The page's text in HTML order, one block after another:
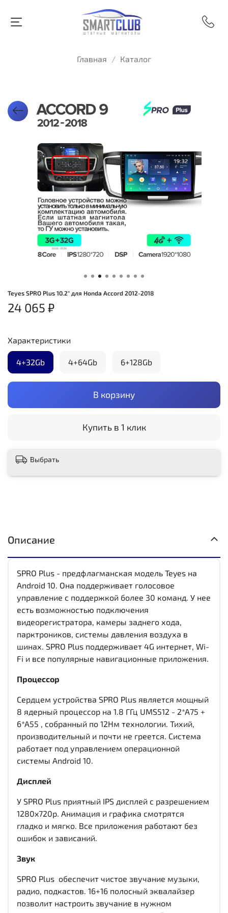
Главная Каталог
Teyes SPRO Plus 10.2" для Honda Accord 2012-2018
24 065 ₽
В корзину
Купить в 1 клик
Характеристики
4+32Gb 4+64Gb 6+128Gb
Выбрать
Описание
SPRO Plus - предфлагманская модель Teyes на
Android 10. Она поддерживает голосовое
управление с поддержкой более 30 команд. У нее
есть возможностью подключения
видеорегистратора, камеры заднего хода,
парктроников, системы давления воздуха в
шинах. SPRO Plus поддерживает 4G интернет, Wi-
Fi и все популярные навигационные приложения.
Процессор
Сердцем устройства SPRO Plus является мощный
8 ядерный процессор на 1.8 ГГц UMS512 - 2*A75 +
6*A55 , собранный по 12Нм технологии. Тихий,
производительный и почти не греется. Система
работает под управлением операционной
системы Android 10.
Дисплей
У SPRO Plus приятный IPS дисплей c разрешением
1280x720р. Анимация и графика смотрятся
гладко и мягко. Все приложения работают без
ошибок и зависаний.
Звук
SPRO Plus обеспечит чистое звучание музыки,
радио, подкастов. 16+16 полосный эквалайзер
позволит настроить звучание в нужном